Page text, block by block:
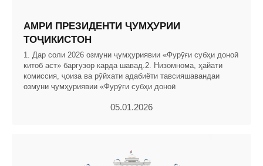
АМРИ ПРЕЗИДЕНТИ ҶУМҲУРИИ
ТОҶИКИСТОН
1. Дар соли 2026 озмуни ҷумҳуриявии «Фурӯғи субҳи доноӣ
китоб аст» баргузор карда шавад.2. Низомнома, ҳайати
комиссия, ҷоиза ва рӯйхати адабиёти тавсияшавандаи
озмуни ҷумҳуриявии «Фурӯғи субҳи доноӣ
05.01.2026